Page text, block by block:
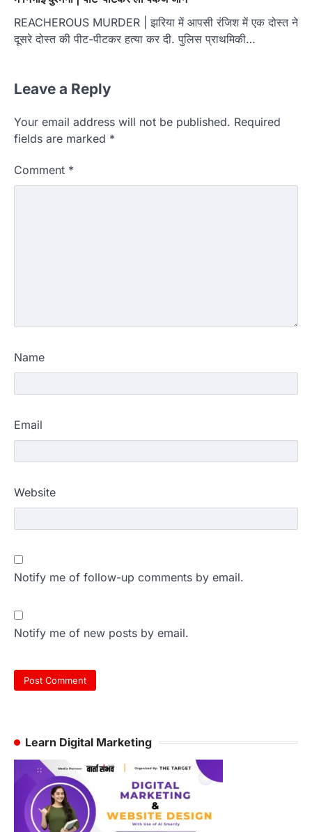
REACHEROUS MURDER | झरिया में आपसी रंजिश में एक दोस्त ने
दूसरे दोस्त की पीट-पीटकर हत्या कर दी. पुलिस प्राथमिकी…
Leave a Reply
Your email address will not be published. Required
fields are marked *
Comment *
Name
Email
Website
Notify me of follow-up comments by email.
Notify me of new posts by email.
Learn Digital Marketing